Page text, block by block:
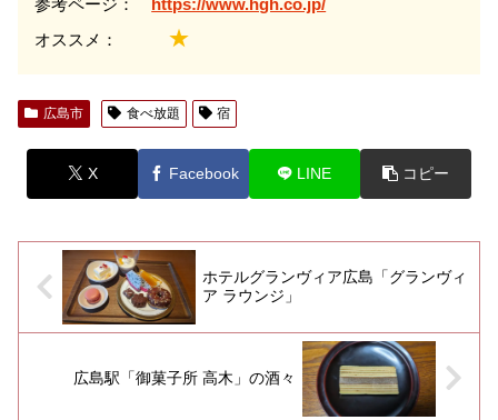
オススメ： ★
広島市 食べ放題 宿
X Facebook LINE コピー
ホテルグランヴィア広島「グランヴィ
ア ラウンジ」
広島駅「御菓子所 高木」の酒々